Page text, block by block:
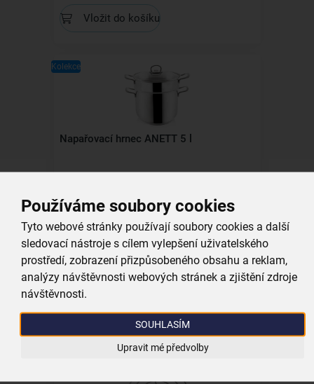
Používáme soubory cookies
Tyto webové stránky používají soubory cookies a další
sledovací nástroje s cílem vylepšení uživatelského
prostředí, zobrazení přizpůsobeného obsahu a reklam,
analýzy návštěvnosti webových stránek a zjištění zdroje
návštěvnosti.
SOUHLASÍM
Upravit mé předvolby
Vložit do košíku
Kolekce
Napařovací hrnec ANETT 5 l
Vložit do košíku
Související produkty